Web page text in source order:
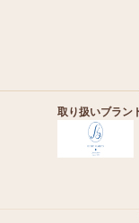
取り扱いブラン